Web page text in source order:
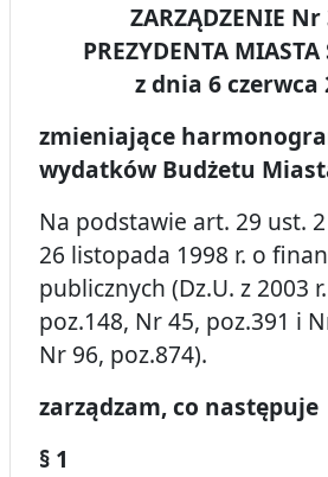
ZARZĄDZENIE
PREZYDENTA MIASTA
z dnia 6 czerwca
zmieniające
wydatków Budżetu
Na podstawie art. 29 ust.
26 listopada 1998 r. o
publicznych (Dz.U. z 2003
poz.148, Nr 45, poz.391 i
Nr 96, poz.874).
zarządzam, co następuje
§ 1